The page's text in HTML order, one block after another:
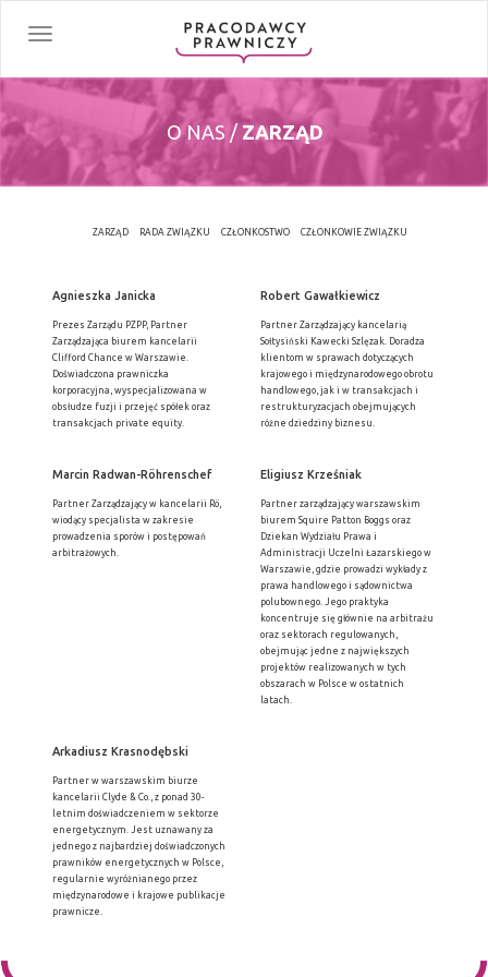
Toggle
O NAS / ZARZĄD
ZARZĄD RADA ZWIĄZKU CZŁONKOSTWO CZŁONKOWIE ZWIĄZKU
Agnieszka Janicka
Prezes Zarządu PZPP, Partner
Zarządzająca biurem kancelarii
Clifford Chance w Warszawie.
Doświadczona prawniczka
korporacyjna, wyspecjalizowana w
obsłudze fuzji i przejęć spółek oraz
transakcjach private equity.
Robert Gawałkiewicz
Partner Zarządzający kancelarią
Sołtysiński Kawecki Szlęzak. Doradza
klientom w sprawach dotyczących
krajowego i międzynarodowego obrotu
handlowego, jak i w transakcjach i
restrukturyzacjach obejmujących
różne dziedziny biznesu.
Marcin Radwan-Röhrenschef
Partner Zarządzający w kancelarii Rö,
wiodący specjalista w zakresie
prowadzenia sporów i postępowań
arbitrażowych.
Eligiusz Krześniak
Partner zarządzający warszawskim
biurem Squire Patton Boggs oraz
Dziekan Wydziału Prawa i
Administracji Uczelni Łazarskiego w
Warszawie, gdzie prowadzi wykłady z
prawa handlowego i sądownictwa
polubownego. Jego praktyka
koncentruje się głównie na arbitrażu
oraz sektorach regulowanych,
obejmując jedne z największych
projektów realizowanych w tych
obszarach w Polsce w ostatnich
latach.
Arkadiusz Krasnodębski
Partner w warszawskim biurze
kancelarii Clyde & Co., z ponad 30-
letnim doświadczeniem w sektorze
energetycznym. Jest uznawany za
jednego z najbardziej doświadczonych
prawników energetycznych w Polsce,
regularnie wyróżnianego przez
międzynarodowe i krajowe publikacje
prawnicze.